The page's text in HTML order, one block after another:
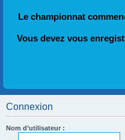
Le championnat
Vous devez vous
Connexion
Nom d’utilisateur :